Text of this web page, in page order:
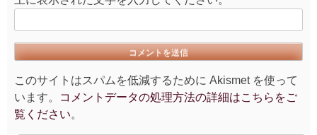
このサイトはスパムを低減するために Akismet を使って
います。
コメントデータの処理方法の詳細はこちらをご
覧ください。